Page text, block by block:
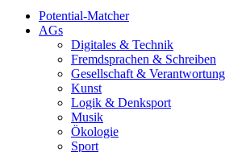
Potential-Matcher
AGs
Digitales & Technik
Fremdsprachen & Schreiben
Gesellschaft & Verantwortung
Kunst
Logik & Denksport
Musik
Ökologie
Sport